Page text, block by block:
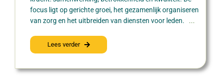
focus ligt op gerichte groei, het gezamenlijk organiseren
van zorg en het uitbreiden van diensten voor leden.
...
Lees verder